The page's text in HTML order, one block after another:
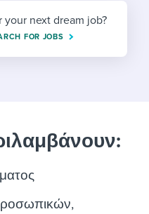
your next dream job?
FOR JOBS